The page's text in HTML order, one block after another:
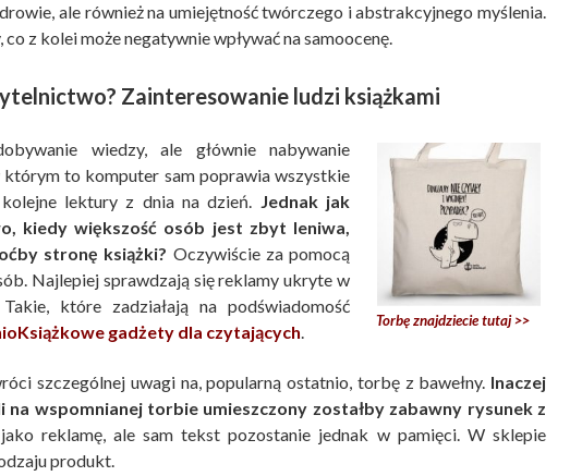
ale również na umiejętność twórczego i abstrakcyjnego myślenia.
z kolei może negatywnie wpływać na samoocenę.
Zainteresowanie ludzi książkami
Torbę znajdziecie tutaj >>
wiedzy, ale głównie nabywanie
to komputer sam poprawia wszystkie
lektury z dnia na dzień. Jednak jak
kiedy większość osób jest zbyt leniwa,
stronę książki? Oczywiście za pomocą
Najlepiej sprawdzają się reklamy ukryte w
które zadziałają na podświadomość
gadżety dla czytających.
szczególnej uwagi na, popularną ostatnio, torbę z bawełny. Inaczej
na wspomnianej torbie umieszczony zostałby zabawny rysunek z
reklamę, ale sam tekst pozostanie jednak w pamięci. W sklepie
produkt.